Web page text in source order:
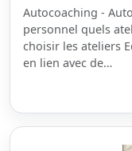
Autocoaching -
personnel quels
choisir les ateliers
en lien avec de…